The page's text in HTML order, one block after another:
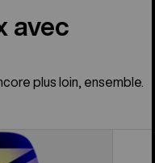
avec
plus loin, ensemble.